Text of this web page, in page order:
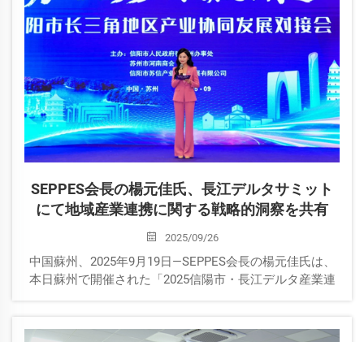
SEPPES会長の楊元佳氏、長江デルタサミット
にて地域産業連携に関する戦略的洞察を共有
2025/09/26
中国蘇州、2025年9月19日—SEPPES会長の楊元佳氏は、
本日蘇州で開催された「2025信陽市・長江デルタ産業連
のハイレベルなイベントには、政府関係者や企業経営者